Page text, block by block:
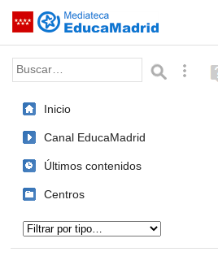
Saltar navegación
Palabra o frase:
Inicio
Canal EducaMadrid
Últimos contenidos
Centros